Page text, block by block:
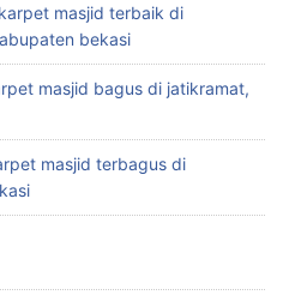
masjid terbaik di
bekasi
masjid bagus di jatikramat,
masjid terbagus di